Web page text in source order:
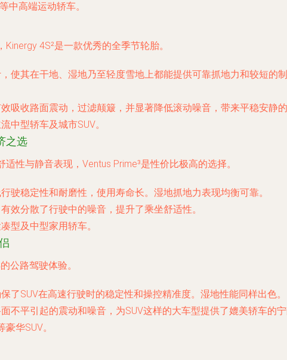
中高端运动轿车。
4S²是一款优秀的全季节轮胎。
使其在干地、湿地乃至轻度雪地上都能提供可靠抓地力和较短的
吸收路面震动，过滤颠簸，并显著降低滚动噪音，带来平稳安静的
中型轿车及城市SUV。
之选
性与静音表现，Ventus Prime³是性价比极高的选择。
驶稳定性和耐磨性，使用寿命长。湿地抓地力表现均衡可靠。
效分散了行驶中的噪音，提升了乘坐舒适性。
型及中型家用轿车。
公路驾驶体验。
了SUV在高速行驶时的稳定性和操控精准度。湿地性能同样出色。
不平引起的震动和噪音，为SUV这样的大车型提供了媲美轿车的宁
华SUV。